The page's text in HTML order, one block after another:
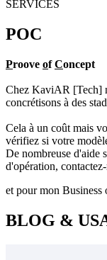
SERVICES
POC
Proove ofConcept
Chez KaviAR [Tech]
concrétisons à des
Cela à un coût mais
vérifiez si votre
De nombreuse d'aide
d'opération,
et pour mon Business
BLOG &